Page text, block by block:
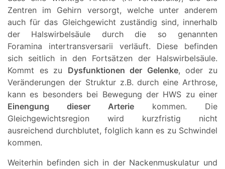
Zentren im Gehirn versorgt, welche unter anderem
auch für das Gleichgewicht zuständig sind, innerhalb
der Halswirbelsäule durch die so genannten
Foramina intertransversarii verläuft. Diese befinden
sich seitlich in den Fortsätzen der Halswirbelsäule.
Kommt es zu Dysfunktionen der Gelenke, oder zu
Veränderungen der Struktur z.B. durch eine Arthrose,
kann es besonders bei Bewegung der HWS zu einer
Einengung dieser Arterie kommen. Die
Gleichgewichtsregion wird kurzfristig nicht
ausreichend durchblutet, folglich kann es zu Schwindel
kommen.
Weiterhin befinden sich in der Nackenmuskulatur und